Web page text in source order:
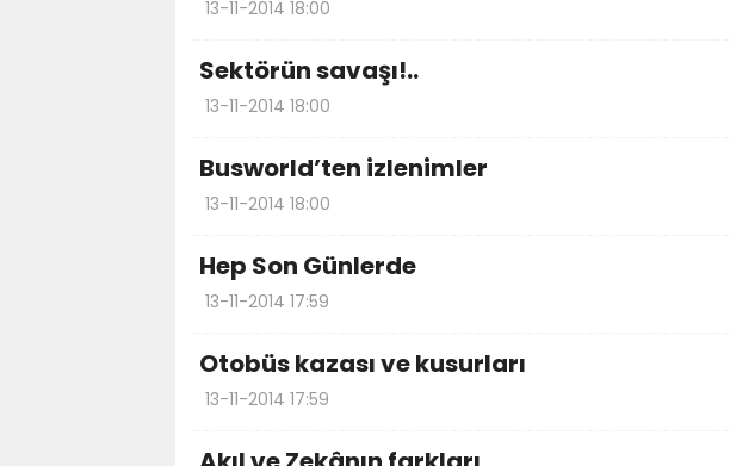
13-11-2014 18:00
Sektörün savaşı!..
13-11-2014 18:00
Busworld’ten izlenimler
13-11-2014 18:00
Hep Son Günlerde
13-11-2014 17:59
Otobüs kazası ve kusurları
13-11-2014 17:59